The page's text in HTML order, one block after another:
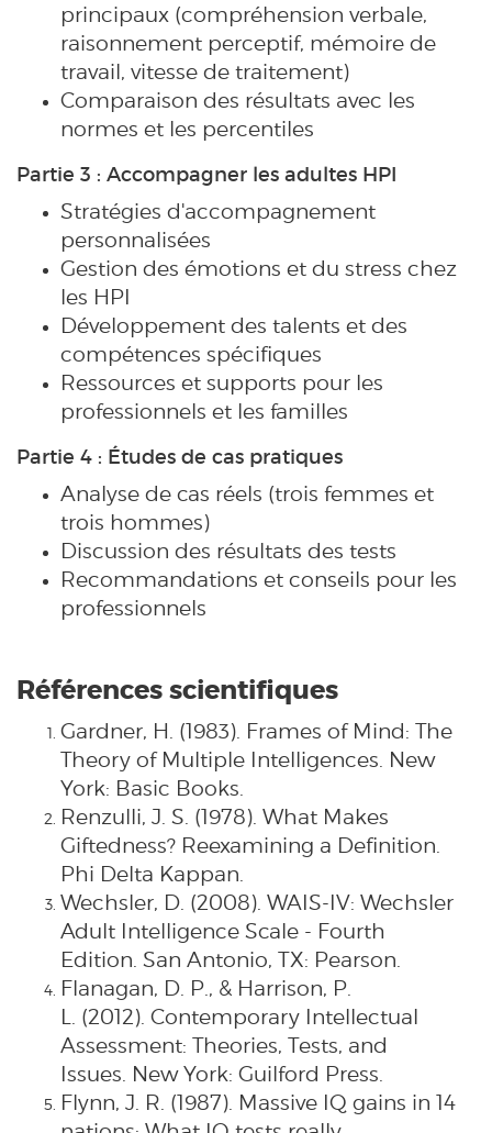
principaux (compréhension verbale,
raisonnement perceptif, mémoire de
travail, vitesse de traitement)
Comparaison des résultats avec les
normes et les percentiles
Partie 3 : Accompagner les adultes HPI
Stratégies d'accompagnement
personnalisées
Gestion des émotions et du stress chez
les HPI
Développement des talents et des
compétences spécifiques
Ressources et supports pour les
professionnels et les familles
Partie 4 : Études de cas pratiques
Analyse de cas réels (trois femmes et
trois hommes)
Discussion des résultats des tests
Recommandations et conseils pour les
professionnels
Références scientifiques
Gardner, H. (1983). Frames of Mind: The
Theory of Multiple Intelligences. New
York: Basic Books.
Renzulli, J. S. (1978). What Makes
Giftedness? Reexamining a Definition.
Phi Delta Kappan.
Wechsler, D. (2008). WAIS-IV: Wechsler
Adult Intelligence Scale - Fourth
Edition. San Antonio, TX: Pearson.
Flanagan, D. P., & Harrison, P.
L. (2012). Contemporary Intellectual
Assessment: Theories, Tests, and
Issues. New York: Guilford Press.
Flynn, J. R. (1987). Massive IQ gains in 14